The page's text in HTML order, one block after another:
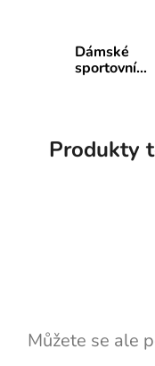
Dámské
sportovní
Produkty
Můžete se ale